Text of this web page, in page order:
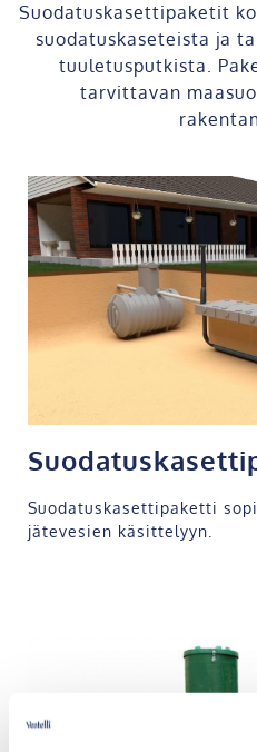
Suodatuskasettipaketit
suodatuskaseteista ja
tuuletusputkista.
tarvittavan
Suodatuskasettipaketti
jätevesien käsittelyyn.